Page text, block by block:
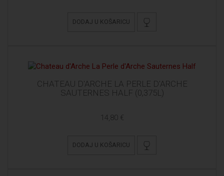
DODAJ U KOŠARICU
CHATEAU D'ARCHE LA PERLE D'ARCHE
SAUTERNES HALF (0,375L)
14,80 €
DODAJ U KOŠARICU